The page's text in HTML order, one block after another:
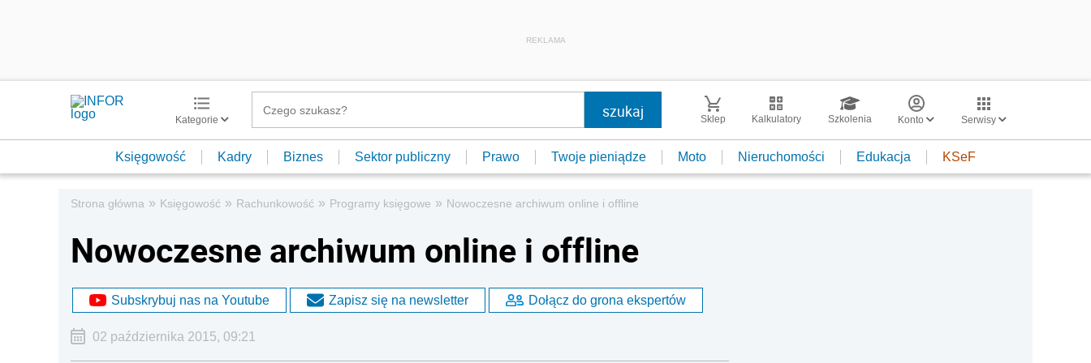
REKLAMA
Kategorie Sklep Kalkulatory Szkolenia Konto Serwisy
Księgowość Kadry Biznes Sektor publiczny Prawo Twoje pieniądze Moto Nieruchomości Edukacja KSeF
Strona główna » Księgowość » Rachunkowość » Programy księgowe » Nowoczesne archiwum online i offline
Nowoczesne archiwum online i offline
Subskrybuj nas na Youtube Zapisz się na newsletter Dołącz do grona ekspertów
02 października 2015, 09:21